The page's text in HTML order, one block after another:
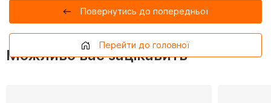
Повернутись до попередньої
Перейти до головної
Можливо вас зацікавить